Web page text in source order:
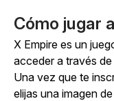
Cómo jugar
X Empire es un
acceder a través
Una vez que te
elijas una imagen